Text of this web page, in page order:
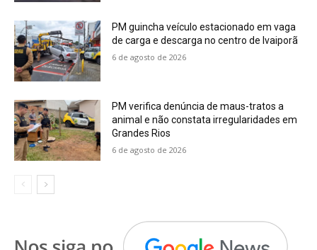
PM guincha veículo estacionado em vaga
de carga e descarga no centro de Ivaiporã
6 de agosto de 2026
PM verifica denúncia de maus-tratos a
animal e não constata irregularidades em
Grandes Rios
6 de agosto de 2026